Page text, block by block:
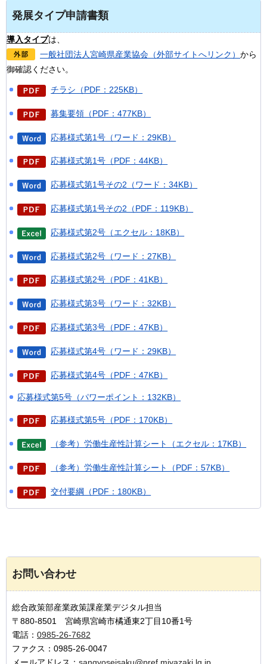
発展タイプ申請書類
導入タイプは、
一般社団法人宮崎県産業協会（外部サイトへリンク） から
御確認ください。
チラシ（PDF：225KB）
募集要領（PDF：477KB）
応募様式第1号（ワード：29KB）
応募様式第1号（PDF：44KB）
応募様式第1号その2（ワード：34KB）
応募様式第1号その2（PDF：119KB）
応募様式第2号（エクセル：18KB）
応募様式第2号（ワード：27KB）
応募様式第2号（PDF：41KB）
応募様式第3号（ワード：32KB）
応募様式第3号（PDF：47KB）
応募様式第4号（ワード：29KB）
応募様式第4号（PDF：47KB）
応募様式第5号（パワーポイント：132KB）
応募様式第5号（PDF：170KB）
（参考）労働生産性計算シート（エクセル：17KB）
（参考）労働生産性計算シート（PDF：57KB）
交付要綱（PDF：180KB）
お問い合わせ
総合政策部産業政策課産業デジタル担当
〒880-8501 宮崎県宮崎市橘通東2丁目10番1号
電話： 0985-26-7682
ファクス：0985-26-0047